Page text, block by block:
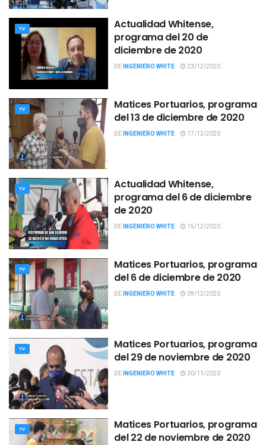
TV
Actualidad Whitense,
programa del 20 de
diciembre de 2020
DEINGENIERO WHITE 23/12/2020
TV
Matices Portuarios, programa
del 13 de diciembre de 2020
DEINGENIERO WHITE 17/12/2020
TV
Actualidad Whitense,
programa del 6 de diciembre
de 2020
DEINGENIERO WHITE 15/12/2020
TV
Matices Portuarios, programa
del 6 de diciembre de 2020
DEINGENIERO WHITE 09/12/2020
TV
Matices Portuarios, programa
del 29 de noviembre de 2020
DEINGENIERO WHITE 30/11/2020
TV
Matices Portuarios, programa
del 22 de noviembre de 2020